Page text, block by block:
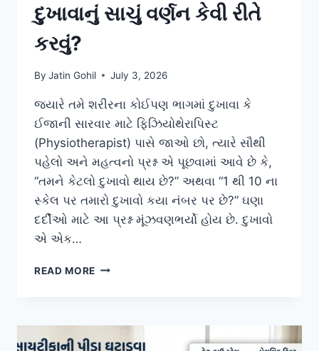
દુખાવાનું સાચું વર્ણન કેવી રીતે
કરવું?
By Jatin Gohil July 3, 2026
જ્યારે તમે શરીરના કોઈપણ ભાગમાં દુખાવા કે
ઈજાની સારવાર માટે ફિઝિયોથેરાપિસ્ટ
(Physiotherapist) પાસે જાઓ છો, ત્યારે સૌથી
પહેલો અને મહત્વનો પ્રશ્ન એ પૂછવામાં આવે છે કે,
“તમને કેટલો દુખાવો થાય છે?” અથવા “1 થી 10 ના
સ્કેલ પર તમારો દુખાવો કયા નંબર પર છે?” ઘણા
દર્દીઓ માટે આ પ્રશ્ન મૂંઝવણભર્યો હોય છે. દુખાવો
એ એક…
READ MORE પેઇનસ્કેલ
થી
10):